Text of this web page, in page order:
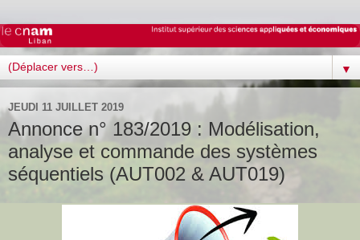
▼
JEUDI 11 JUILLET 2019
Annonce n° 183/2019 : Modélisation,
analyse et commande des systèmes
séquentiels (AUT002 & AUT019)